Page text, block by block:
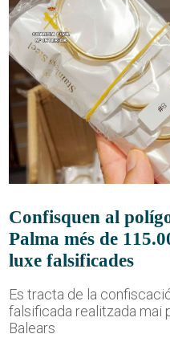
Confisquen al
Palma més de
luxe falsificades
Es tracta de la
falsificada realitzada mai
Balears